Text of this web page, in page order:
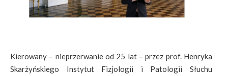
Kierowany – nieprzerwanie od 25 lat – przez prof. Henryka
Skarżyńskiego Instytut Fizjologii i Patologii Słuchu